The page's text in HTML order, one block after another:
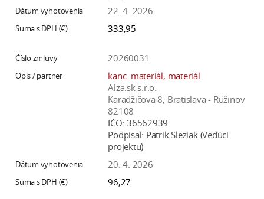
22. 4. 2026
333,95
20260031
kanc. materiál, materiál
Alza.sk s.r.o.
Karadžičova 8, Bratislava - Ružinov
82108
IČO: 36562939
Podpísal: Patrik Sleziak (Vedúci
projektu)
20. 4. 2026
96,27